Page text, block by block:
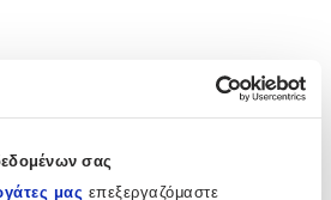
σας
μας επεξεργαζόμαστε
άλλες αξιολογήσεις. Όταν
εδώ.